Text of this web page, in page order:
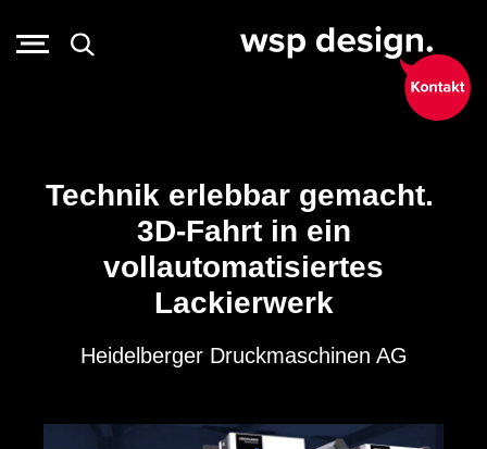
Technik erlebbar gemacht.
3D-Fahrt in ein
vollautomatisiertes
Lackierwerk
Heidelberger Druckmaschinen AG